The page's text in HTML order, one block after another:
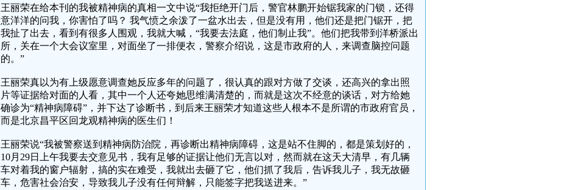
王丽荣在给本刊的我被精神病的真相一文中说“我拒绝开门后，警官林鹏开始锯我家的门锁，还得
意洋洋的问我，你害怕了吗？ 我气愤之余泼了一盆水出去，但是没有用，他们还是把门锯开，把
我扯了出去，看到有很多人围观，我就大喊，“我要去法庭，他们制止我”。他们把我带到洋桥派出
所，关在一个大会议室里，对面坐了一排便衣，警察介绍说，这是市政府的人，来调查脑控问题
的。”
王丽荣真以为有上级愿意调查她反应多年的问题了，很认真的跟对方做了交谈，还高兴的拿出照
片等证据给对面的人看，其中一个人还夸她思维满清楚的，而就是这次不经意的谈话，对方给她
确诊为“精神病障碍”，并下达了诊断书，到后来王丽荣才知道这些人根本不是所谓的市政府官员，
而是北京昌平区回龙观精神病的医生们！
王丽荣说“我被警察送到精神病防治院，再诊断出精神病障碍，这是站不住脚的，都是策划好的，
10月29日上午我要去交意见书，我有足够的证据让他们无言以对，然而就在这天大清早，有几辆
车对着我的窗户辐射，搞的实在难受，我就出去砸了它，他们抓了我后，告诉我儿子，我无故砸
车，危害社会治安，导致我儿子没有任何辩解，只能签字把我送进来。”